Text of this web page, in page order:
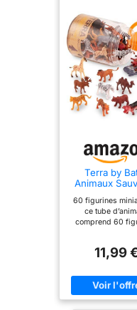
Terra by
Animaux
60 figurines
ce tube
comprend 60
différents
jouet conçu pour
collectionner et
des histoires
safari. Animaux
11,99